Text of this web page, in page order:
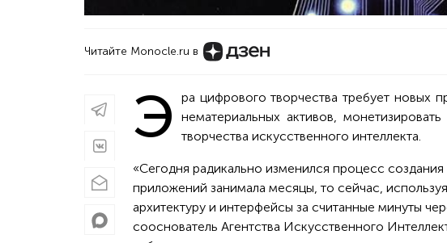
Читайте Monocle.ru в
Э
ра цифрового творчества требует новых
нематериальных активов,
творчества искусственного интеллекта.
«Сегодня радикально изменился процесс
приложений занимала месяцы, то сейчас,
архитектуру и интерфейсы за считанные минуты
сооснователь Агентства Искусственного